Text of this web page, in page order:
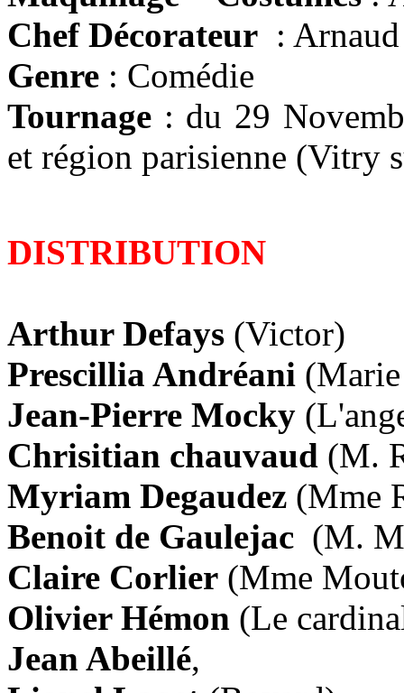
Chef Décorateur :
Genre : Comédie
Tournage : du 29
et région parisienne (Vitry
DISTRIBUTION
Arthur Defays (Victor)
Prescillia Andréani
Jean-Pierre Mocky
Chrisitian chauvaud (M.
Myriam Degaudez (Mme
Benoit de Gaulejac (M.
Claire Corlier (Mme
Olivier Hémon (Le
Jean Abeillé,